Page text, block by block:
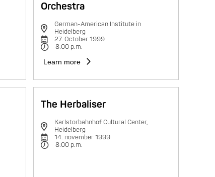
Orchestra
German-American Institute in
Heidelberg
27. October 1999
8:00 p.m.
Learn more
The Herbaliser
Karlstorbahnhof Cultural Center,
Heidelberg
14. november 1999
8:00 p.m.